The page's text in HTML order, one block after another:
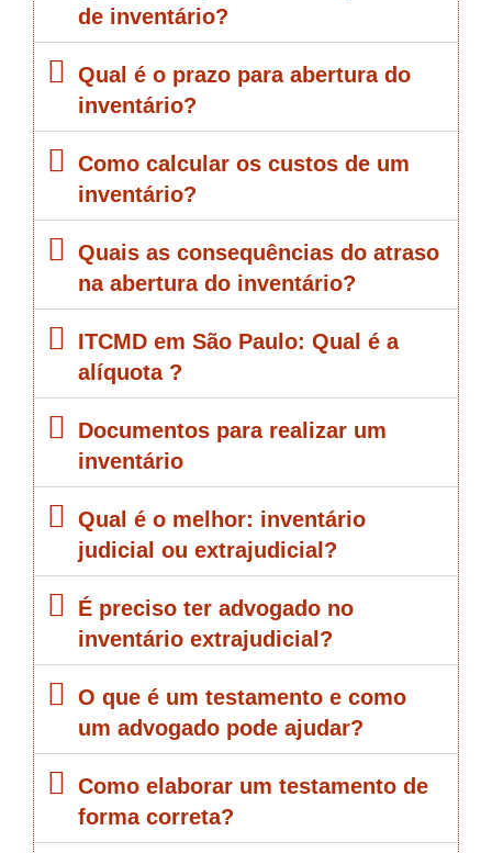
de inventário?
Qual é o prazo para abertura do
inventário?
Como calcular os custos de um
inventário?
Quais as consequências do atraso
na abertura do inventário?
ITCMD em São Paulo: Qual é a
alíquota ?
Documentos para realizar um
inventário
Qual é o melhor: inventário
judicial ou extrajudicial?
É preciso ter advogado no
inventário extrajudicial?
O que é um testamento e como
um advogado pode ajudar?
Como elaborar um testamento de
forma correta?